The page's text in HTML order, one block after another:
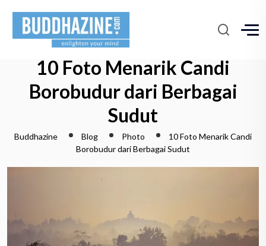
10 Foto Menarik Candi
Borobudur dari Berbagai
Sudut
Buddhazine Blog Photo
10 Foto Menarik Candi
Borobudur dari Berbagai Sudut